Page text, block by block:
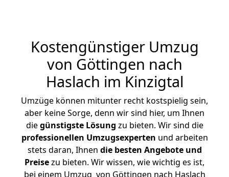
Kostengünstiger Umzug
von Göttingen nach
Haslach im Kinzigtal
Umzüge können mitunter recht kostspielig sein,
aber keine Sorge, denn wir sind hier, um Ihnen
diegünstigste Lösung zu bieten. Wir sind die
professionellen Umzugsexperten und arbeiten
stets daran, Ihnen die besten Angebote und
Preisezu bieten. Wir wissen, wie wichtig es ist,
bei einem Umzug von Göttingen nach Haslach